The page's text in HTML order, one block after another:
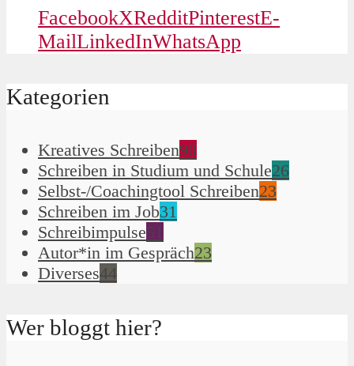
FacebookXRedditPinterestE-
MailLinkedInWhatsApp
Kategorien
Kreatives Schreiben90
Schreiben in Studium und Schule26
Selbst-/Coachingtool Schreiben23
Schreiben im Job31
Schreibimpulse51
Autor*in im Gespräch23
Diverses44
Wer bloggt hier?